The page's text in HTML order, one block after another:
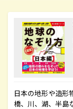
日本の地形や造形
橋、川、湖、半島